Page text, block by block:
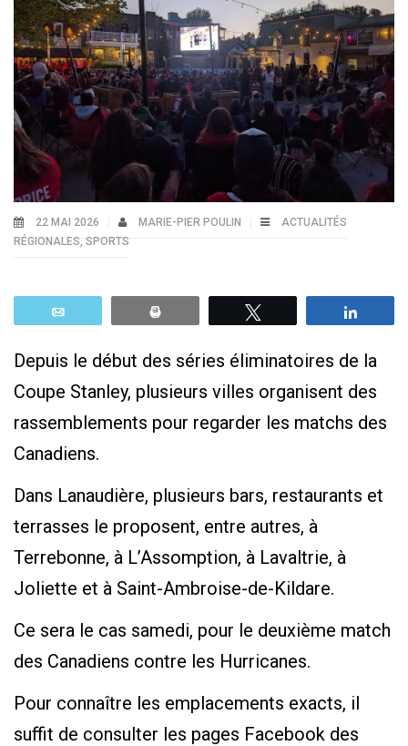
22 MAI 2026 MARIE-PIER POULIN
ACTUALITÉS
RÉGIONALES, SPORTS
Depuis le début des séries éliminatoires de la
Coupe Stanley, plusieurs villes organisent des
rassemblements pour regarder les matchs des
Canadiens.
Dans Lanaudière, plusieurs bars, restaurants et
terrasses le proposent, entre autres, à
Terrebonne, à L’Assomption, à Lavaltrie, à
Joliette et à Saint-Ambroise-de-Kildare.
Ce sera le cas samedi, pour le deuxième match
des Canadiens contre les Hurricanes.
Pour connaître les emplacements exacts, il
suffit de consulter les pages Facebook des